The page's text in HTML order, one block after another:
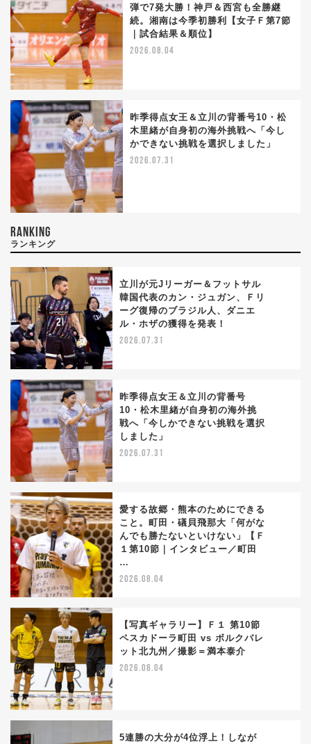
弾で7発大勝！神戸＆西宮も全勝継
続。湘南は今季初勝利【女子Ｆ第7節
｜試合結果＆順位】
2026.08.04
昨季得点女王＆立川の背番号10・松
木里緒が自身初の海外挑戦へ「今し
かできない挑戦を選択しました」
2026.07.31
RANKING
ランキング
立川が元Jリーガー＆フットサル
韓国代表のカン・ジュガン、Ｆリ
ーグ復帰のブラジル人、ダニエ
ル・ホザの獲得を発表！
2026.07.31
昨季得点女王＆立川の背番号
10・松木里緒が自身初の海外挑
戦へ「今しかできない挑戦を選択
しました」
2026.07.31
愛する故郷・熊本のためにできる
こと。町田・礒貝飛那大「何がな
んでも勝たないといけない」【Ｆ
１第10節｜インタビュー／町田
…
2026.08.04
【写真ギャラリー】Ｆ１ 第10節
ペスカドーラ町田 vs ボルクバレ
ット北九州／撮影＝満本泰介
2026.08.04
5連勝の大分が4位浮上！しなが